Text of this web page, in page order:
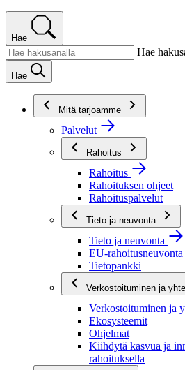
Hae
Hae
Hae
Mitä tarjoamme
Palvelut
Rahoitus
Rahoitus
Rahoituksen ohjeet
Rahoituspalvelut
Tieto ja neuvonta
Tieto ja neuvonta
EU-rahoitusneuvonta
Tietopankki
Verkostoituminen ja
Verkostoituminen ja
Ekosysteemit
Ohjelmat
Kiihdytä kasvua ja
rahoituksella